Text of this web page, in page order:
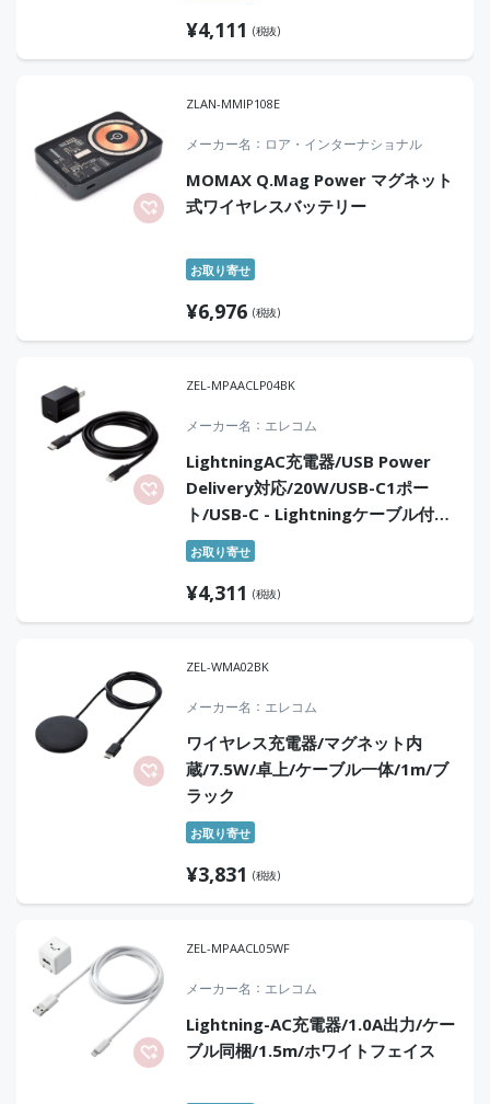
¥4,111 (税抜)
ZLAN-MMIP108E
メーカー名 ロア・インターナショナル
MOMAX Q.Mag Power マグネット
式ワイヤレスバッテリー
お取り寄せ
¥6,976 (税抜)
ZEL-MPAACLP04BK
メーカー名 エレコム
LightningAC充電器/USB Power
Delivery対応/20W/USB-C1ポー
ト/USB-C - Lightningケーブル付属/
スイングプラグ/1.5m/ブラック
お取り寄せ
¥4,311 (税抜)
ZEL-WMA02BK
メーカー名 エレコム
ワイヤレス充電器/マグネット内
蔵/7.5W/卓上/ケーブル一体/1m/ブ
ラック
お取り寄せ
¥3,831 (税抜)
ZEL-MPAACL05WF
メーカー名 エレコム
Lightning-AC充電器/1.0A出力/ケー
ブル同梱/1.5m/ホワイトフェイス